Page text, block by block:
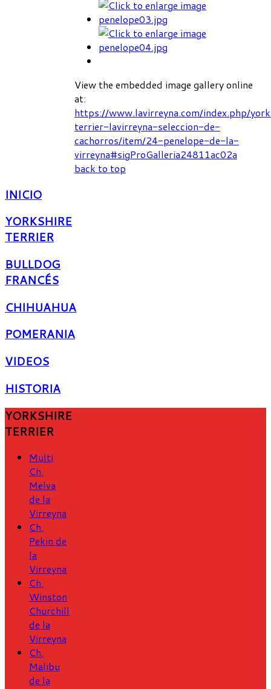
View the embedded image gallery online
at:
https://www.lavirreyna.com/index.php/
terrier-lavirreyna-seleccion-de-
cachorros/item/24-penelope-de-la-
virreyna#sigProGalleria24811ac02a
back to top
INICIO
YORKSHIRE
TERRIER
BULLDOG
FRANCÉS
CHIHUAHUA
POMERANIA
VIDEOS
HISTORIA
YORKSHIRE
TERRIER
Multi
Ch.
Melva
de la
Virreyna
Ch.
Pekin de
la
Virreyna
Ch.
Winston
Churchill
de la
Virreyna
Ch.
Malibu
de la